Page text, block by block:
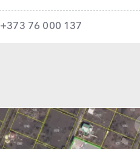
+373 76 000 137